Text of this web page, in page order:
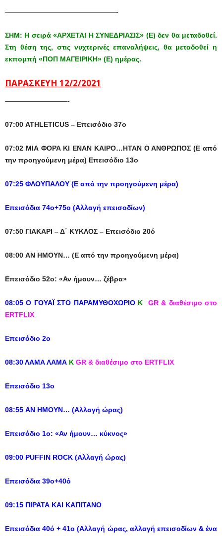
————————————————-
ΣΗΜ: Η σειρά «ΑΡΧΕΤΑΙ Η ΣΥΝΕΔΡΙΑΣΙΣ» (Ε) δεν θα μεταδοθεί.
Στη θέση της, στις νυχτερινές επαναλήψεις, θα μεταδοθεί η
εκπομπή «ΠΟΠ ΜΑΓΕΙΡΙΚΗ» (Ε) ημέρας.
ΠΑΡΑΣΚΕΥΗ 12/2/2021
—————————-
07:00 ATHLETICUS – Eπεισόδιο 37ο
07:02 ΜΙΑ ΦΟΡΑ ΚΙ ΕΝΑΝ ΚΑΙΡΟ…ΗΤΑΝ Ο ΑΝΘΡΩΠΟΣ (Ε από
την προηγούμενη μέρα) Επεισόδιο 13ο
07:25 ΦΛΟΥΠΑΛΟΥ (Ε από την προηγούμενη μέρα)
Επεισόδια 74ο+75ο (Αλλαγή επεισοδίων)
07:50 ΓΙΑΚΑΡΙ – Δ΄ ΚΥΚΛΟΣ – Eπεισόδιο 20ό
08:00 ΑΝ ΗΜΟΥΝ… (Ε από την προηγούμενη μέρα)
Επεισόδιο 52ο: «Αν ήμουν… ζέβρα»
08:05 Ο ΓΟΥΑΪ ΣΤΟ ΠΑΡΑΜΥΘΟΧΩΡΙΟ K
GR & διαθέσιμο στο
ERTFLIX
Επεισόδιο 2ο
08:30 ΛΑΜΑ ΛΑΜΑ Κ GR & διαθέσιμο στο ERTFLIX
Επεισόδιο 13ο
08:55 ΑΝ ΗΜΟΥΝ… (Αλλαγή ώρας)
Επεισόδιο 1ο: «Αν ήμουν… κύκνος»
09:00 PUFFIN ROCK (Αλλαγή ώρας)
Επεισόδια 39ο+40ό
09:15 ΠΙΡΑΤΑ ΚΑΙ ΚΑΠΙΤΑΝΟ
Επεισόδια 40ό + 41ο (Αλλαγή ώρας, αλλαγή επεισοδίων & ένα